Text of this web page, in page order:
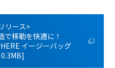
リース>
で移動を快適に！
イージーバッグ